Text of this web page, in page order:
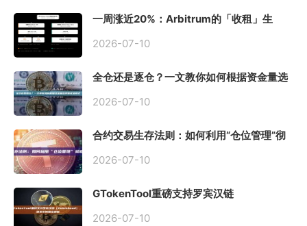
一周涨近20%：Arbitrum的「收租」生
2026-07-10
全仓还是逐仓？一文教你如何根据资金量选
2026-07-10
合约交易生存法则：如何利用“仓位管理”彻
2026-07-10
GTokenTool重磅支持罗宾汉链
2026-07-10